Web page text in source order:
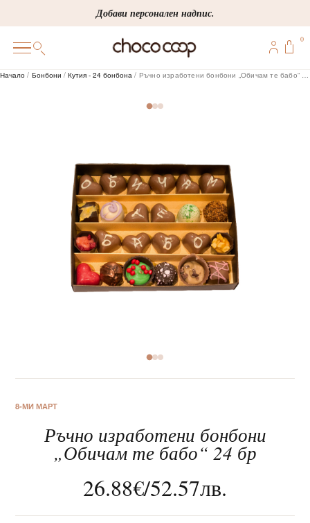
to
content
Добави персонален надпис.
КОРПОРАТИВНИ
ШОКОЛАДИ
ВИНЕНА СЕЛЕКЦИЯ
За нас
Клиентско обслужване
Корпоративни подаръци
0
Начало / Бонбони /Кутия - 24 бонбона / Ръчно изработени бонбони „Обичам те бабо“ 24 бр
8-МИ МАРТ
Ръчно изработени бонбони
„Обичам те бабо“ 24 бр
26.88€/52.57лв.